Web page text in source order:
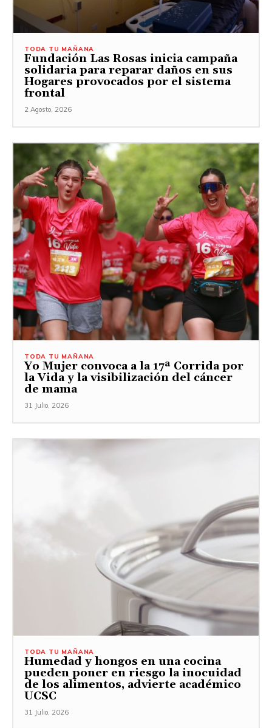
TODA TU MAÑANA
Fundación Las Rosas inicia campaña
solidaria para reparar daños en sus
Hogares provocados por el sistema
frontal
2 Agosto, 2026
TODA TU MAÑANA
Yo Mujer convoca a la 17ª Corrida por
la Vida y la visibilización del cáncer
de mama
31 Julio, 2026
TODA TU MAÑANA
Humedad y hongos en una cocina
pueden poner en riesgo la inocuidad
de los alimentos, advierte académico
UCSC
31 Julio, 2026